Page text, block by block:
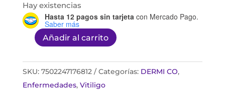
Hay existencias
Hasta 12 pagos sin tarjeta con Mercado Pago.
Saber más
Unguento
lima
100G
Añadir al carrito
SKU: 7502247176812 Categorías: DERMI CO,
Enfermedades, Vitiligo